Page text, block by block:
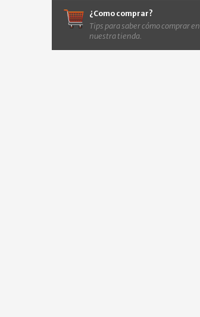
¿Como comprar?
Tips para saber cómo comprar en
nuestra tienda.